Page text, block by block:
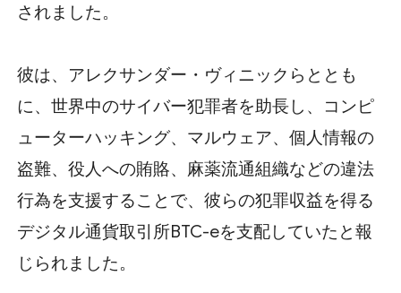
されました。
彼は、アレクサンダー・ヴィニックらととも
に、世界中のサイバー犯罪者を助長し、コンピ
ューターハッキング、マルウェア、個人情報の
盗難、役人への賄賂、麻薬流通組織などの違法
行為を支援することで、彼らの犯罪収益を得る
デジタル通貨取引所BTC-eを支配していたと報
じられました。